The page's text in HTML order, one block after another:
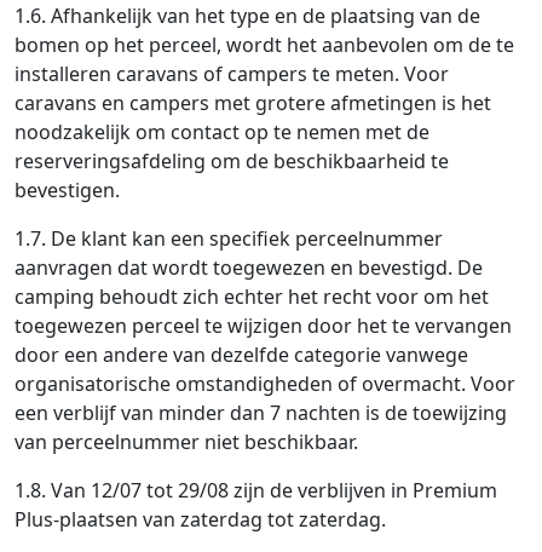
1.6. Afhankelijk van het type en de plaatsing van de
bomen op het perceel, wordt het aanbevolen om de te
installeren caravans of campers te meten. Voor
caravans en campers met grotere afmetingen is het
noodzakelijk om contact op te nemen met de
reserveringsafdeling om de beschikbaarheid te
bevestigen.
1.7. De klant kan een specifiek perceelnummer
aanvragen dat wordt toegewezen en bevestigd. De
camping behoudt zich echter het recht voor om het
toegewezen perceel te wijzigen door het te vervangen
door een andere van dezelfde categorie vanwege
organisatorische omstandigheden of overmacht. Voor
een verblijf van minder dan 7 nachten is de toewijzing
van perceelnummer niet beschikbaar.
1.8. Van 12/07 tot 29/08 zijn de verblijven in Premium
Plus-plaatsen van zaterdag tot zaterdag.